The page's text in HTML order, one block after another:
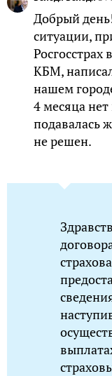
Добрый
ситуации,
Росгосстрах
КБМ,
нашем
4 месяца нет
подавалась
не решен.